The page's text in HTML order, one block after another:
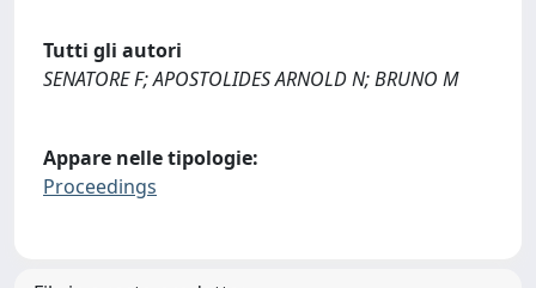
Tutti gli autori
SENATORE F; APOSTOLIDES ARNOLD N; BRUNO M
Appare nelle tipologie:
Proceedings